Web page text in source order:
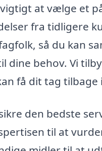
at vælge et
fra tidligere
så du kan
dine behov. Vi
få dit tag
den bedste
til at